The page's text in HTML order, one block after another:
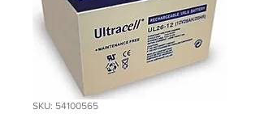
SKU: 54100565